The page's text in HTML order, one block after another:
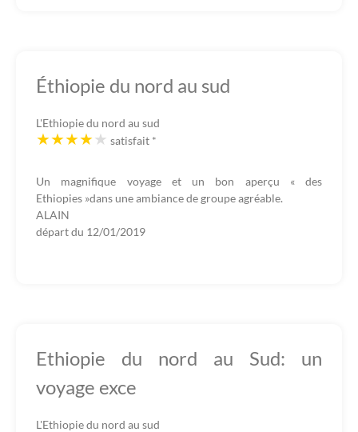
Éthiopie du nord au sud
L'Ethiopie du nord au sud
satisfait *
Un magnifique voyage et un bon aperçu « des
Ethiopies »dans une ambiance de groupe agréable.
ALAIN
départ du 12/01/2019
Ethiopie du nord au Sud: un
voyage exce
L'Ethiopie du nord au sud